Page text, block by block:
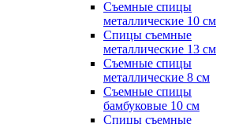
Съемные спицы
металлические 10 см
Спицы съемные
металлические 13 см
Съемные спицы
металлические 8 см
Съемные спицы
бамбуковые 10 см
Спицы съемные